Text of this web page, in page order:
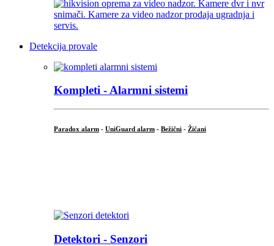
Detekcija provale
Kompleti - Alarmni sistemi
Paradox alarm - UniGuard alarm - Bežični - Žičani
Detektori - Senzori